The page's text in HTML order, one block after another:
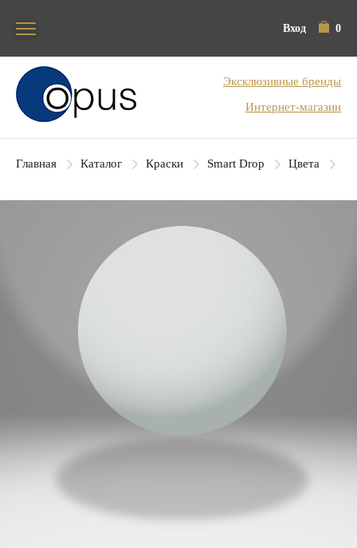
Вход 0
Блок поиска
Эксклюзивные бренды
Интернет-магазин
Главная Каталог Краски Smart Drop Цвета